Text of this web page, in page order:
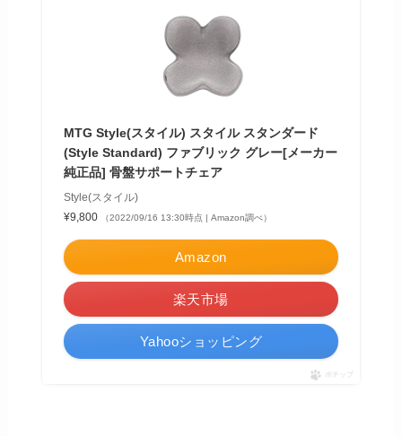
MTG Style(スタイル) スタイル スタンダード
(Style Standard) ファブリック グレー[メーカー
純正品] 骨盤サポートチェア
Style(スタイル)
¥9,800
（2022/09/16 13:30時点 | Amazon調べ）
Amazon
楽天市場
Yahooショッピング
ポチップ